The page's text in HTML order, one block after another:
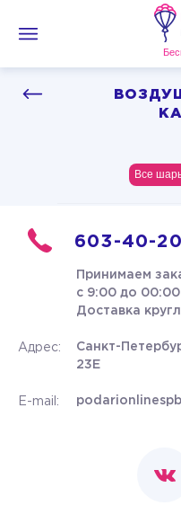
Все
603-40-20
Принимаем
с 9:00 до 00:00
Доставка
Адрес:
Санкт-
23Е
E-mail: